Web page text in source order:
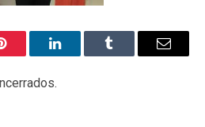
Pinterest LinkedInTumblr
E-